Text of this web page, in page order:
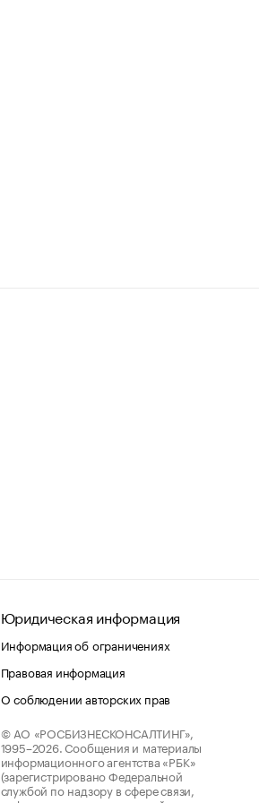
Юридическая информация
Информация об ограничениях
Правовая информация
О соблюдении авторских прав
© АО «РОСБИЗНЕСКОНСАЛТИНГ»,
1995–2026. Сообщения и материалы
информационного агентства «РБК»
(зарегистрировано Федеральной
службой по надзору в сфере связи,